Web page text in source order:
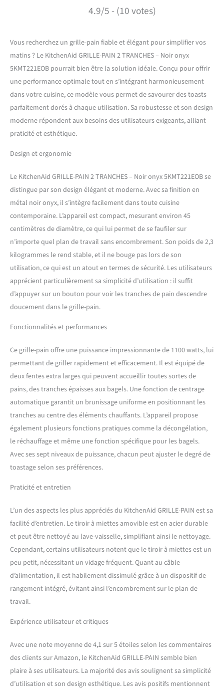
4.9/5 - (10 votes)
Vous recherchez un grille-pain fiable et élégant pour simplifier vos
matins ? Le KitchenAid GRILLE-PAIN 2 TRANCHES – Noir onyx
5KMT221EOB pourrait bien être la solution idéale. Conçu pour offrir
une performance optimale tout en s’intégrant harmonieusement
dans votre cuisine, ce modèle vous permet de savourer des toasts
parfaitement dorés à chaque utilisation. Sa robustesse et son design
moderne répondent aux besoins des utilisateurs exigeants, alliant
praticité et esthétique.
Design et ergonomie
Le KitchenAid GRILLE-PAIN 2 TRANCHES – Noir onyx 5KMT221EOB se
distingue par son design élégant et moderne. Avec sa finition en
métal noir onyx, il s’intègre facilement dans toute cuisine
contemporaine. L’appareil est compact, mesurant environ 45
centimètres de diamètre, ce qui lui permet de se faufiler sur
n’importe quel plan de travail sans encombrement. Son poids de 2,3
kilogrammes le rend stable, et il ne bouge pas lors de son
utilisation, ce qui est un atout en termes de sécurité. Les utilisateurs
apprécient particulièrement sa simplicité d’utilisation : il suffit
d’appuyer sur un bouton pour voir les tranches de pain descendre
doucement dans le grille-pain.
Fonctionnalités et performances
Ce grille-pain offre une puissance impressionnante de 1100 watts, lui
permettant de griller rapidement et efficacement. Il est équipé de
deux fentes extra larges qui peuvent accueillir toutes sortes de
pains, des tranches épaisses aux bagels. Une fonction de centrage
automatique garantit un brunissage uniforme en positionnant les
tranches au centre des éléments chauffants. L’appareil propose
également plusieurs fonctions pratiques comme la décongélation,
le réchauffage et même une fonction spécifique pour les bagels.
Avec ses sept niveaux de puissance, chacun peut ajuster le degré de
toastage selon ses préférences.
Praticité et entretien
L’un des aspects les plus appréciés du KitchenAid GRILLE-PAIN est sa
facilité d’entretien. Le tiroir à miettes amovible est en acier durable
et peut être nettoyé au lave-vaisselle, simplifiant ainsi le nettoyage.
Cependant, certains utilisateurs notent que le tiroir à miettes est un
peu petit, nécessitant un vidage fréquent. Quant au câble
d’alimentation, il est habilement dissimulé grâce à un dispositif de
rangement intégré, évitant ainsi l’encombrement sur le plan de
travail.
Expérience utilisateur et critiques
Avec une note moyenne de 4,1 sur 5 étoiles selon les commentaires
des clients sur Amazon, le KitchenAid GRILLE-PAIN semble bien
plaire à ses utilisateurs. La majorité des avis soulignent sa simplicité
d’utilisation et son design esthétique. Les avis positifs mentionnent